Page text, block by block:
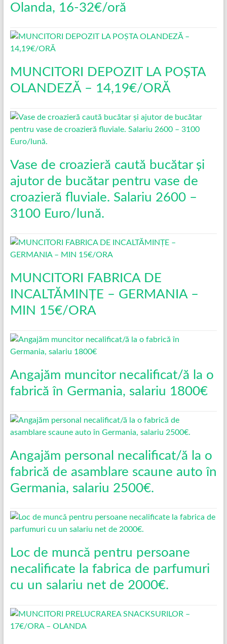
Olanda, 16-32€/oră
MUNCITORI DEPOZIT LA POȘTA
OLANDEZĂ – 14,19€/ORĂ
Vase de croazieră caută bucătar și
ajutor de bucătar pentru vase de
croazieră fluviale. Salariu 2600 –
3100 Euro/lună.
MUNCITORI FABRICA DE
INCALTĂMINȚE – GERMANIA –
MIN 15€/ORA
Angajăm muncitor necalificat/ă la o
fabrică în Germania, salariu 1800€
Angajăm personal necalificat/ă la o
fabrică de asamblare scaune auto în
Germania, salariu 2500€.
Loc de muncǎ pentru persoane
necalificate la fabrica de parfumuri
cu un salariu net de 2000€.